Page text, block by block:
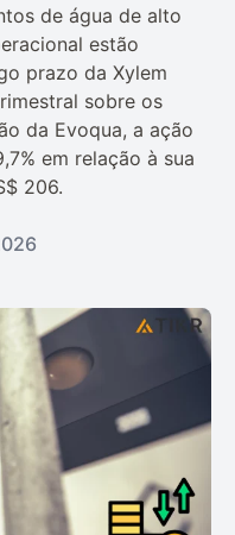
de água de alto
estão
prazo da Xylem
sobre os
da Evoqua, a ação
em relação à sua
206.